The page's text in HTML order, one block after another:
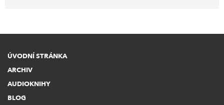
ÚVODNÍ STRÁNKA
ARCHIV
AUDIOKNIHY
BLOG